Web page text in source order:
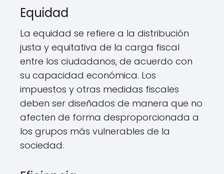
Equidad
La equidad se refiere a la distribución
justa y equitativa de la carga fiscal
entre los ciudadanos, de acuerdo con
su capacidad económica. Los
impuestos y otras medidas fiscales
deben ser diseñados de manera que no
afecten de forma desproporcionada a
los grupos más vulnerables de la
sociedad.